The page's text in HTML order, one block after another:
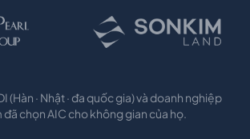
(Hàn · Nhật · đa quốc gia) và doanh nghiệp
đã chọn AIC cho không gian của họ.